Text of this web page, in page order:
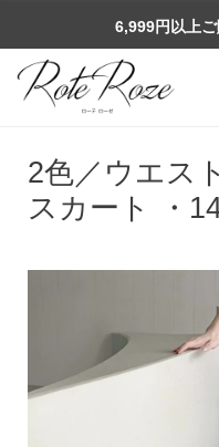
6,999円以上
2色／ウエス
スカート ・